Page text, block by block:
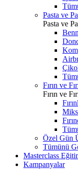
Pasta ve
Pasta ve
Fırın ve
Fırın ve
Özel Gün
Tümünü
Masterclass
Kampanyalar